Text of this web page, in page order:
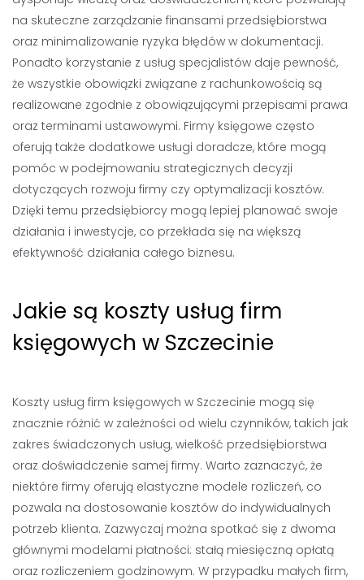
na skuteczne zarządzanie finansami przedsiębiorstwa
oraz minimalizowanie ryzyka błędów w dokumentacji.
Ponadto korzystanie z usług specjalistów daje pewność,
że wszystkie obowiązki związane z rachunkowością są
realizowane zgodnie z obowiązującymi przepisami prawa
oraz terminami ustawowymi. Firmy księgowe często
oferują także dodatkowe usługi doradcze, które mogą
pomóc w podejmowaniu strategicznych decyzji
dotyczących rozwoju firmy czy optymalizacji kosztów.
Dzięki temu przedsiębiorcy mogą lepiej planować swoje
działania i inwestycje, co przekłada się na większą
efektywność działania całego biznesu.
Jakie są koszty usług firm
księgowych w Szczecinie
Koszty usług firm księgowych w Szczecinie mogą się
znacznie różnić w zależności od wielu czynników, takich jak
zakres świadczonych usług, wielkość przedsiębiorstwa
oraz doświadczenie samej firmy. Warto zaznaczyć, że
niektóre firmy oferują elastyczne modele rozliczeń, co
pozwala na dostosowanie kosztów do indywidualnych
potrzeb klienta. Zazwyczaj można spotkać się z dwoma
głównymi modelami płatności: stałą miesięczną opłatą
oraz rozliczeniem godzinowym. W przypadku małych firm,